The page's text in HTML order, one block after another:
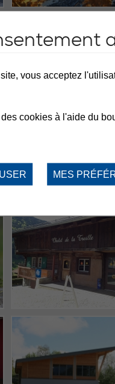
vous acceptez
cookies à l'aide du
MES